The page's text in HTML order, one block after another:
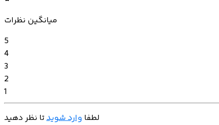
میانگین نظرات
5
4
3
2
1
لطفا وارد شویدتا نظر دهید